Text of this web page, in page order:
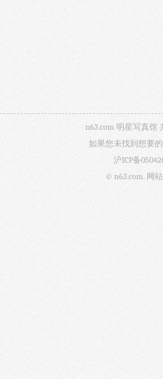
n63.com 明星写真
如果您未找到想要
沪ICP备
© n63.com. 网